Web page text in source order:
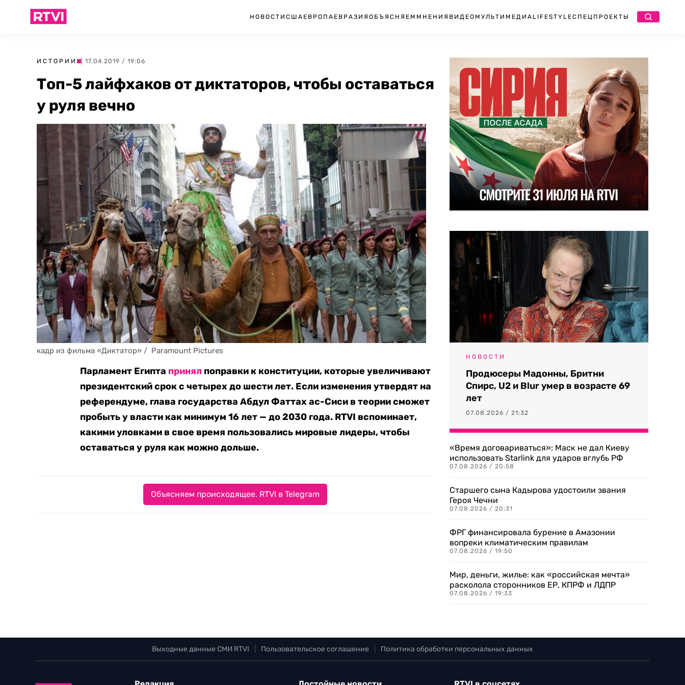
НОВОСТИ США ЕВРОПА ЕВРАЗИЯ ОБЪЯСНЯЕМ МНЕНИЯ ВИДЕО МУЛЬТИМЕДИА LIFESTYLEСПЕЦПРОЕКТЫ
ИСТОРИИ | 17.04.2019 / 19:06
Топ-5 лайфхаков от диктаторов, чтобы оставаться
у руля вечно
кадр из фильма «Диктатор» /  Paramount Pictures
Парламент Египта принял поправки к конституции, которые увеличивают
президентский срок с четырех до шести лет. Если изменения утвердят на
референдуме, глава государства Абдул Фаттах ас-Сиси в теории сможет
пробыть у власти как минимум 16 лет — до 2030 года. RTVI вспоминает,
какими уловками в свое время пользовались мировые лидеры, чтобы
оставаться у руля как можно дольше.
Объясняем происходящее. RTVI в Telegram
НОВОСТИ
Продюсеры Мадонны, Бритни
Спирс, U2 и Blur умер в возрасте 69
лет
07.08.2026 / 21:32
«Время договариваться»: Маск не дал Киеву
использовать Starlink для ударов вглубь РФ
07.08.2026 / 20:58
Старшего сына Кадырова удостоили звания
Героя Чечни
07.08.2026 / 20:31
ФРГ финансировала бурение в Амазонии
вопреки климатическим правилам
07.08.2026 / 19:50
Мир, деньги, жилье: как «российская мечта»
расколола сторонников ЕР, КПРФ и ЛДПР
07.08.2026 / 19:33
Выходные данные СМИ RTVI Пользовательское соглашение Политика обработки персональных данных